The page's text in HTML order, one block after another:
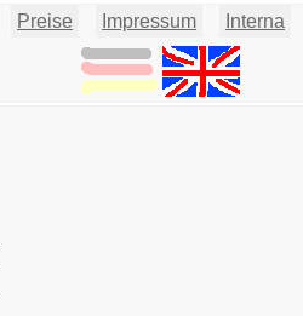
Preise Impressum Interna